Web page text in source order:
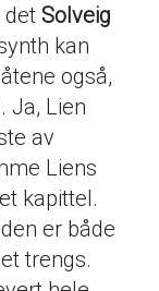
det Solveig
kan
også,
Ja, Lien
av
Liens
kapittel.
er både
trengs.